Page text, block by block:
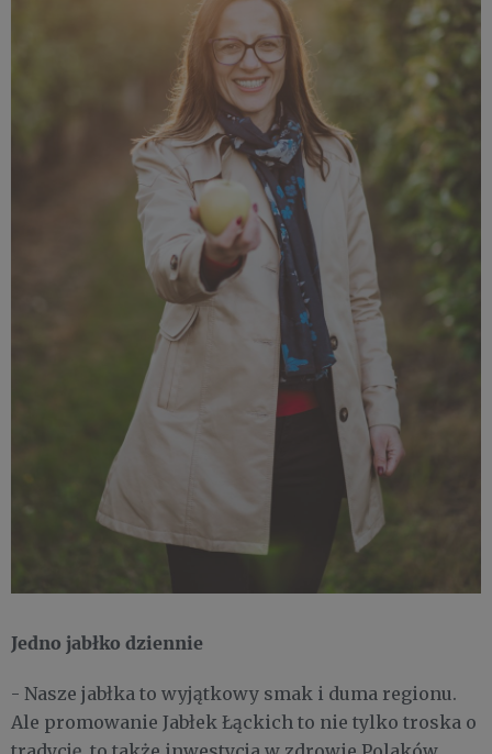
Jedno jabłko dziennie
- Nasze jabłka to wyjątkowy smak i duma regionu.
Ale promowanie Jabłek Łąckich to nie tylko troska o